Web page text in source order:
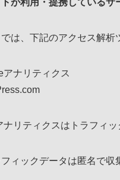
トが利用・提携しているサ
は、下記のアクセス解析
アナリティクス
ナリティクスはトラフィ
ィックデータは匿名で収